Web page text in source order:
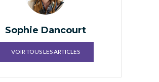
Sophie Dancourt
VOIR TOUS LES ARTICLES